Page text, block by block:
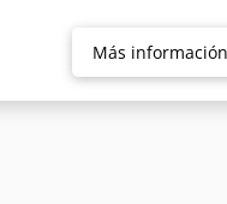
Más información